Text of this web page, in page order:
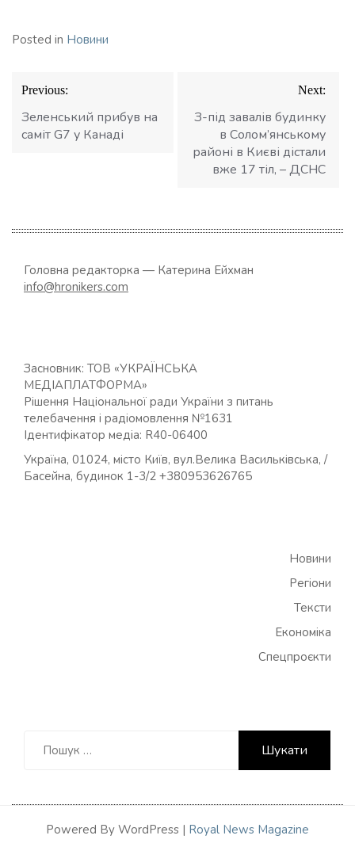
Posted in Новини
Навігація
записів
Previous:
Зеленський прибув на
саміт G7 у Канаді
Next:
З-під завалів будинку
в Солом’янському
районі в Києві дістали
вже 17 тіл, – ДСНС
Головна редакторка — Катерина Ейхман
info@hronikers.com
Засновник: ТОВ «УКРАЇНСЬКА
МЕДІАПЛАТФОРМА»
Рішення Національної ради України з питань
телебачення і радіомовлення №1631
Ідентифікатор медіа: R40-06400
Україна, 01024, місто Київ, вул.Велика Васильківська, /
Басейна, будинок 1-3/2 +380953626765
Новини
Регіони
Тексти
Економіка
Спецпроєкти
Powered By WordPress | Royal News Magazine